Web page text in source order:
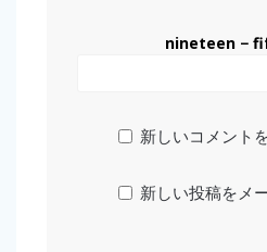
nineteen −
新しいコメント
新しい投稿をメ